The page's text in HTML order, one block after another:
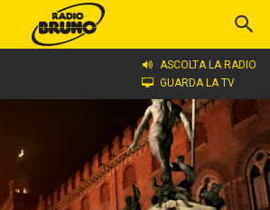
ASCOLTA LA RADIO
GUARDA LA TV